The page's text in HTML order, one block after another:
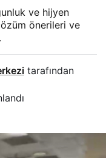
ve hijyen
önerileri ve
tarafından